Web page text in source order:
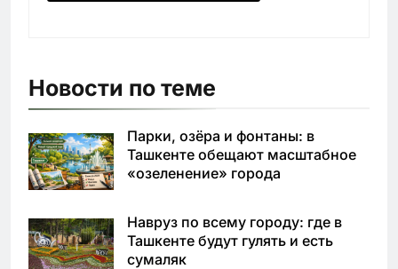
Новости по теме
Парки, озёра и фонтаны: в
Ташкенте обещают масштабное
«озеленение» города
Навруз по всему городу: где в
Ташкенте будут гулять и есть
сумаляк